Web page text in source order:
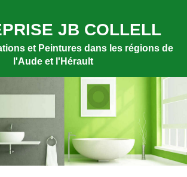
JB COLLELL
et Peintures dans les régions de
l'Aude et l'Hérault